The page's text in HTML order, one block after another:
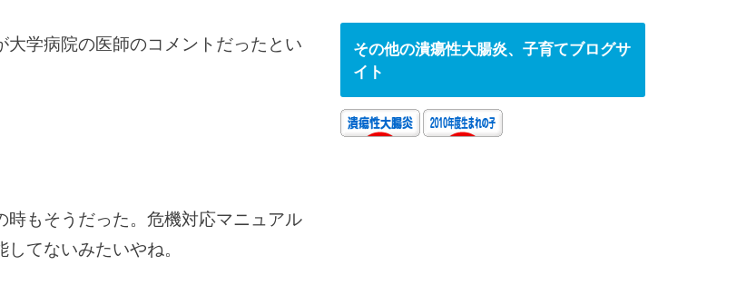
学病院の医師のコメントだったとい
もそうだった。危機対応マニュアル
てないみたいやね。
その他の潰瘍性大腸炎、子育てブログサ
イト